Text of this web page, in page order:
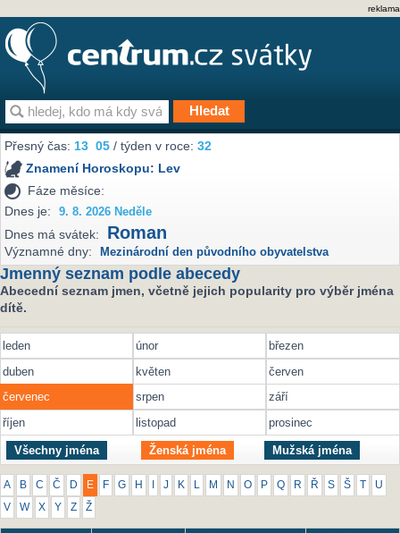
reklama
Přesný čas:13 05 / týden v roce:32
Znamení Horoskopu: Lev
Fáze měsíce:
Dnes je:
9. 8. 2026 Neděle
Dnes má svátek: Roman
Významné dny: Mezinárodní den původního obyvatelstva
Jmenný seznam podle abecedy
Abecední seznam jmen, včetně jejich popularity pro výběr jména
dítě.
leden únor
březen
duben
květen
červen
červenec
srpen
září
říjen
listopad prosinec
Všechny jména Ženská jména Mužská jména
A B C Č D E F G H J K M N O P Q R Ř S Š U
V W X Y Z Ž